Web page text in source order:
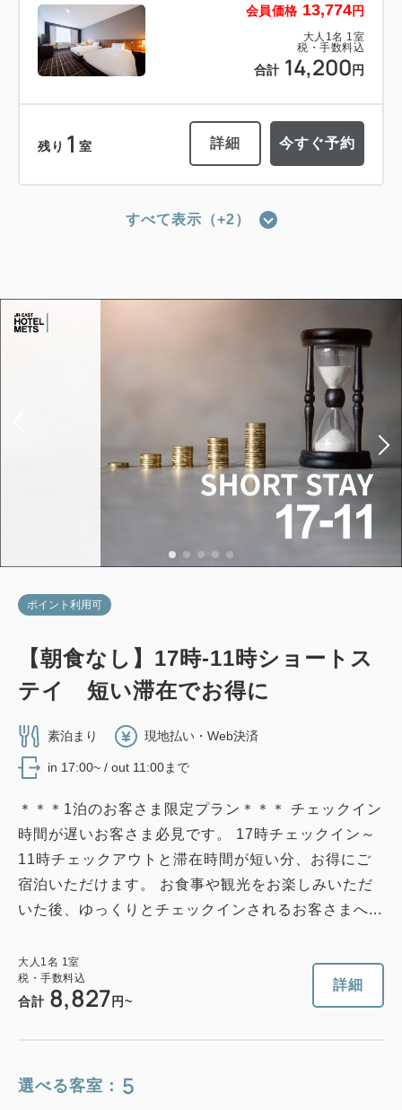
会員価格 13,774円
大人 1名 1室
税・手数料込
合計 14,200 円
残り 1 室 詳細 今すぐ予約
税・手数料込
16,684 円
大人 1名 1 室
税・手数料込
合計 17,200
2
今すぐ予約
税・手数料込
合計 21,200 円
28.00m 1名
残り 1 室 詳細 今すぐ予約
すべて表示（+2）
ポイント利用可
【朝食なし】17時-11時ショートス
テイ 短い滞在でお得に
素泊まり 現地払い・Web決済
in 17:00~ / out 11:00まで
＊＊＊1泊のお客さま限定プラン＊＊＊ チェックイン
時間が遅いお客さま必見です。 17時チェックイン～
11時チェックアウトと滞在時間が短い分、お得にご
宿泊いただけます。 お食事や観光をお楽しみいただ
いた後、ゆっくりとチェックインされるお客さまへ...
大人 1名 1室
税・手数料込
合計 8,827 円~
詳細
選べる客室： 5